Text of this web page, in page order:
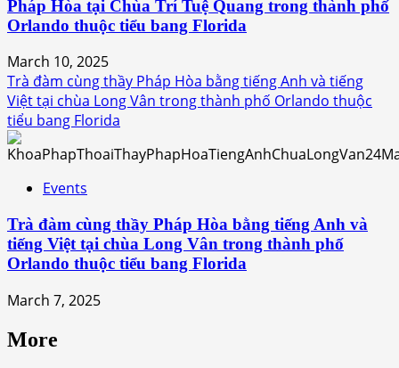
Pháp Hòa tại Chùa Trí Tuệ Quang trong thành phố
Orlando thuộc tiểu bang Florida
March 10, 2025
Trà đàm cùng thầy Pháp Hòa bằng tiếng Anh và tiếng
Việt tại chùa Long Vân trong thành phố Orlando thuộc
tiểu bang Florida
Events
Trà đàm cùng thầy Pháp Hòa bằng tiếng Anh và
tiếng Việt tại chùa Long Vân trong thành phố
Orlando thuộc tiểu bang Florida
March 7, 2025
More